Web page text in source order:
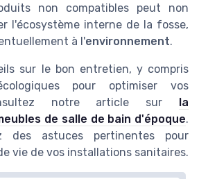
non compatibles peut non
l'écosystème interne de la fosse,
à l'environnement.
sur le bon entretien, y compris
pour optimiser vos
notre article sur la
de salle de bain d'époque.
des astuces pertinentes pour
vie de vos installations sanitaires.